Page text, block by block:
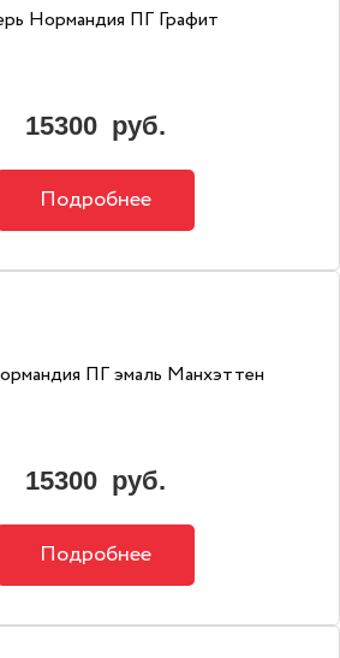
Нормандия ПГ Графит
15300 руб.
Подробнее
ПГ эмаль Манхэттен
15300 руб.
Подробнее